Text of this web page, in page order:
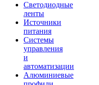
Светодиодные
ленты
Источники
питания
Системы
управления
и
автоматизации
Алюминиевые